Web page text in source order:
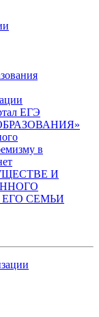
ЕГЭ
в
И
ЕГО СЕМЬИ